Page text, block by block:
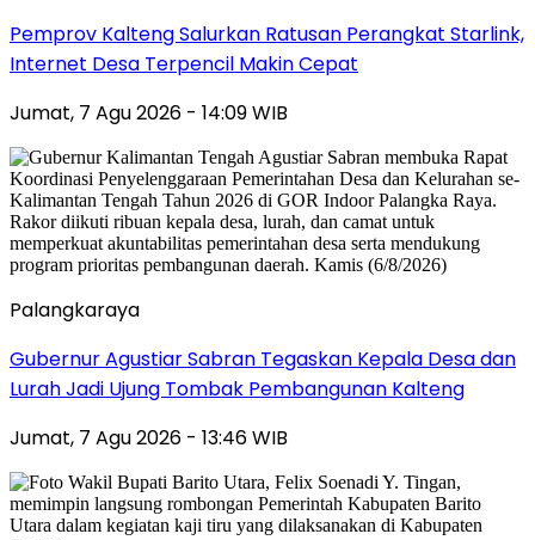
Pemprov Kalteng Salurkan Ratusan Perangkat Starlink,
Internet Desa Terpencil Makin Cepat
Jumat, 7 Agu 2026 - 14:09 WIB
Palangkaraya
Gubernur Agustiar Sabran Tegaskan Kepala Desa dan
Lurah Jadi Ujung Tombak Pembangunan Kalteng
Jumat, 7 Agu 2026 - 13:46 WIB